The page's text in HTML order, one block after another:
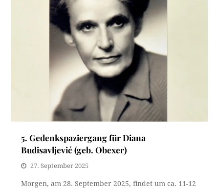
5. Gedenkspaziergang für Diana
Budisavljević (geb. Obexer)
27. September 2025
Morgen, am 28. September 2025, findet um ca. 11-12